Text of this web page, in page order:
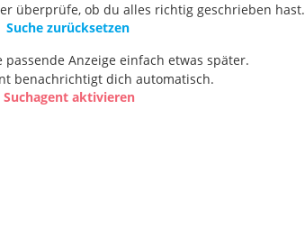
überprüfe, ob du alles richtig geschrieben hast.
Suche zurücksetzen
passende Anzeige einfach etwas später.
benachrichtigt dich automatisch.
Suchagent aktivieren